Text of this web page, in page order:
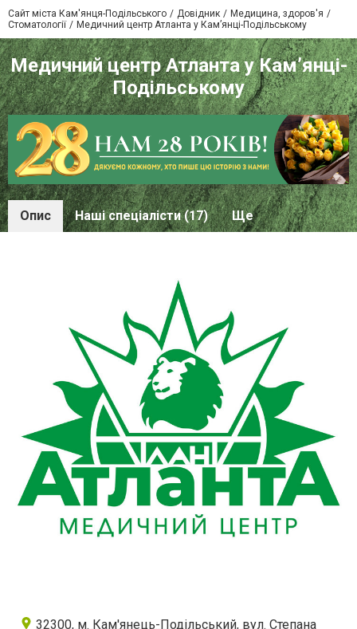
Сайт міста Кам'янця-Подільського Довідник
Медицина, здоров'я
Стоматології
Медичний центр Атланта у Кам’янці-Подільському
Медичний центр Атланта у Кам’янці-
Подільському
Опис Наші спеціалісти (17) Ще
32300, м. Кам'янець-Подільський, вул. Степана